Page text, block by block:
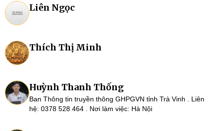
Liên Ngọc
Thích Thị Minh
Huỳnh Thanh Thống
Ban Thông tin truyền thông GHPGVN tỉnh Trà Vinh . Liên
hệ: 0378 528 464 . Nơi làm việc: Hà Nội